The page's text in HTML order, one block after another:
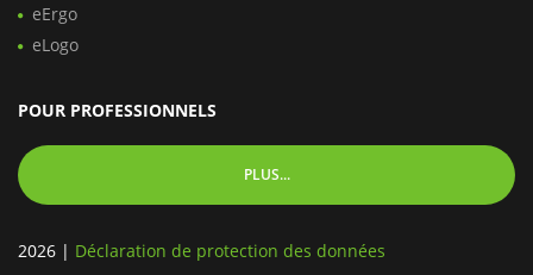
eErgo
eLogo
POUR PROFESSIONNELS
PLUS...
2026 | Déclaration de protection des données